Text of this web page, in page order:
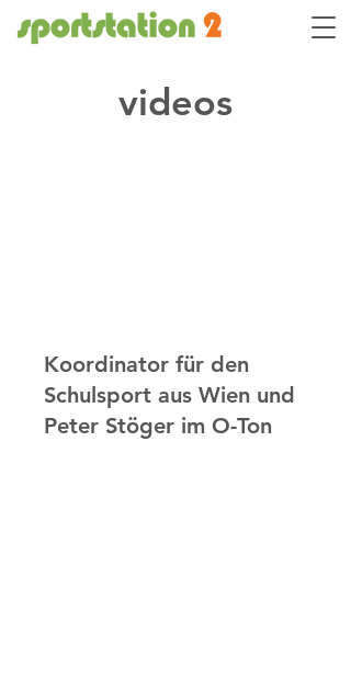
videos
Koordinator für den
Schulsport aus Wien und
Peter Stöger im O-Ton